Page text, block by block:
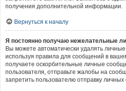
получения дополнительной информации.
Вернуться к началу
Я постоянно получаю нежелательные
Вы можете автоматически удалять
используя правила для сообщений в
получаете оскорбительные личные
пользователя, отправьте жалобы на
запретить пользователю отправку